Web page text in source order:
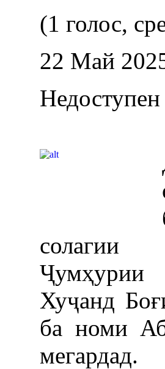
(1 голос,
22 Май
солагии
Ҷумҳурии
Хуҷанд
ба номи
мегардад.